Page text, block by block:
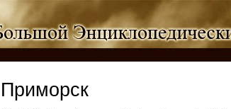
Приморск